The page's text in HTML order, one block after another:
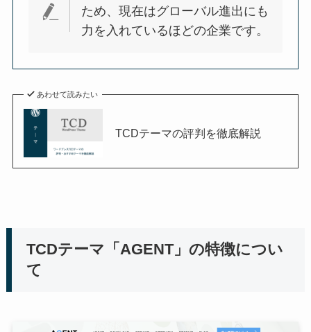
ため、現在はグローバル進出にも
力を入れているほどの企業です。
あわせて読みたい
TCDテーマの評判を徹底解説
TCDテーマ「AGENT」の特徴につい
て